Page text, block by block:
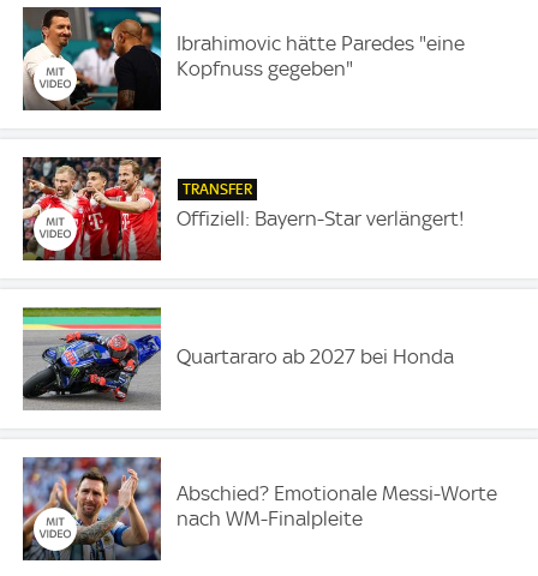
Ibrahimovic hätte Paredes "eine
Kopfnuss gegeben"
TRANSFER
Offiziell: Bayern-Star verlängert!
Quartararo ab 2027 bei Honda
Abschied? Emotionale Messi-Worte
nach WM-Finalpleite